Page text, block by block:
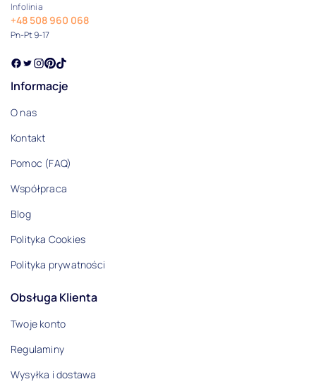
Infolinia
+48 508 960 068
Pn-Pt 9-17
Informacje
O nas
Kontakt
Pomoc (FAQ)
Współpraca
Blog
Polityka Cookies
Polityka prywatności
Obsługa Klienta
Twoje konto
Regulaminy
Wysyłka i dostawa